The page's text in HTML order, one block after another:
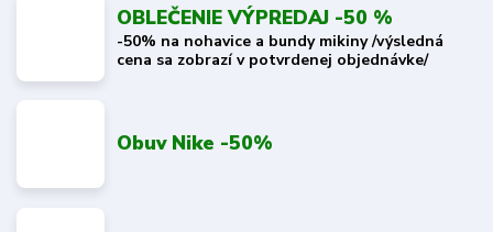
OBLEČENIE VÝPREDAJ -50 %
-50% na nohavice a bundy mikiny /výsledná
cena sa zobrazí v potvrdenej objednávke/
Obuv Nike -50%